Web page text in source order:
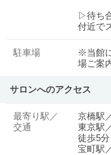
▷待ち
付近で
駐車場
※当館
場ご案
サロンへのアクセス
最寄り駅／
交通
京橋駅
東京駅
徒歩5分
宝町駅